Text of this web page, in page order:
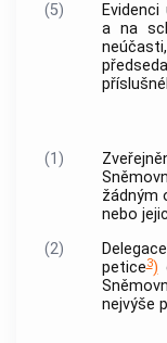
(5)
a na
(1)
žádným
nebo
(2)
petice3)
nejvýše